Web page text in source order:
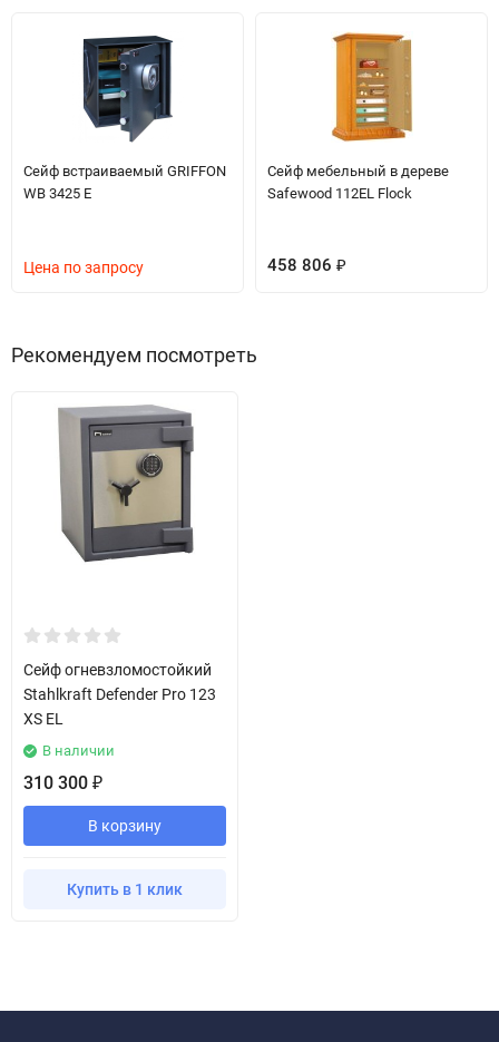
Сейф встраиваемый GRIFFON
WB 3425 E
Цена по запросу
Сейф мебельный в дереве
Safewood 112EL Flock
458 806 ₽
Рекомендуем посмотреть
Сейф огневзломостойкий
Stahlkraft Defender Pro 123
XS EL
В наличии
310 300 ₽
В корзину
Купить в 1 клик